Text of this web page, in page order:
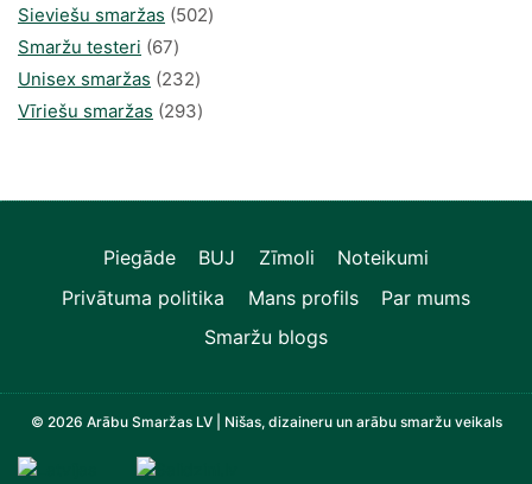
Sieviešu smaržas 502502
Smaržu testeri 6767
produkts
Unisex smaržas 232232
produkts
Vīriešu smaržas 293293
Piegāde BUJ Zīmoli
Noteikumi
Privātuma politika
Mans profils
Par mums
Smaržu blogs
© 2026 Arābu Smaržas LV | Nišas, dizaineru un arābu smaržu veikals